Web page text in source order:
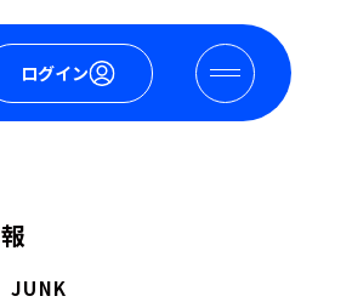
ログイン
JUNK